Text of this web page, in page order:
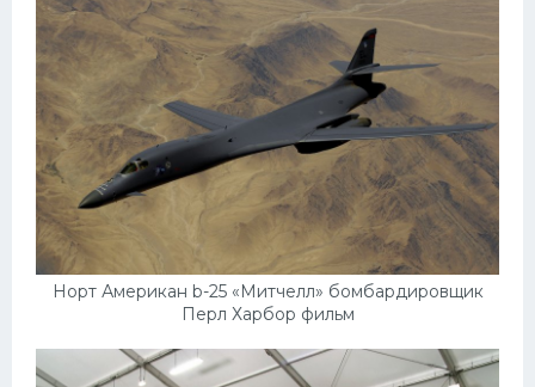
Норт Американ b-25 «Митчелл» бомбардировщик
Перл Харбор фильм